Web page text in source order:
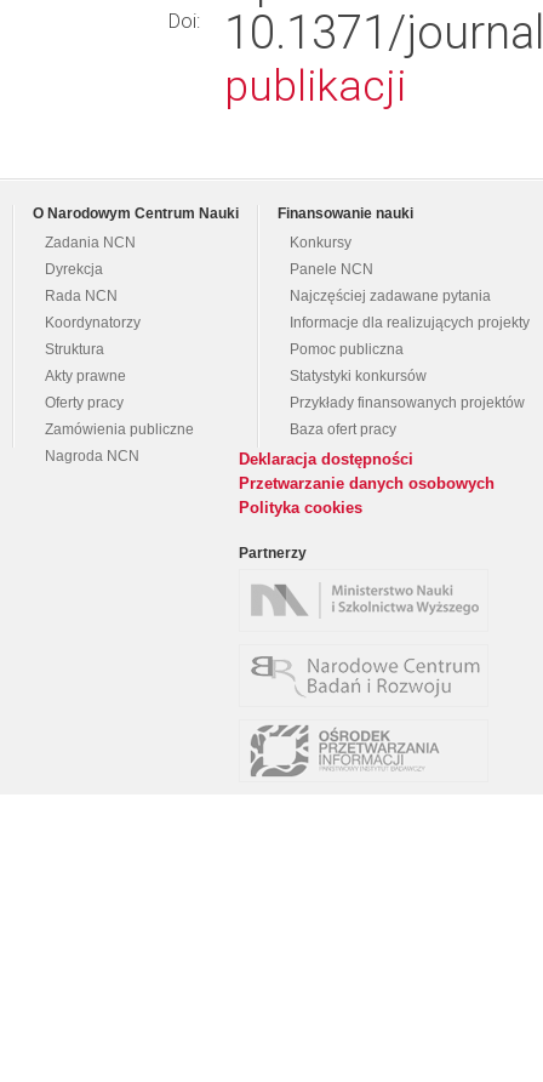
Doi: 10.1371/
publikacji
O Narodowym Centrum Nauki
Zadania NCN
Dyrekcja
Rada NCN
Koordynatorzy
Struktura
Akty prawne
Oferty pracy
Zamówienia publiczne
Nagroda NCN
Finansowanie nauki
Konkursy
Panele NCN
Najczęściej zadawane pytania
Informacje dla realizujących projekty
Pomoc publiczna
Statystyki konkursów
Przykłady finansowanych projektów
Baza ofert pracy
Deklaracja dostępności
Przetwarzanie danych osobowych
Polityka cookies
Partnerzy